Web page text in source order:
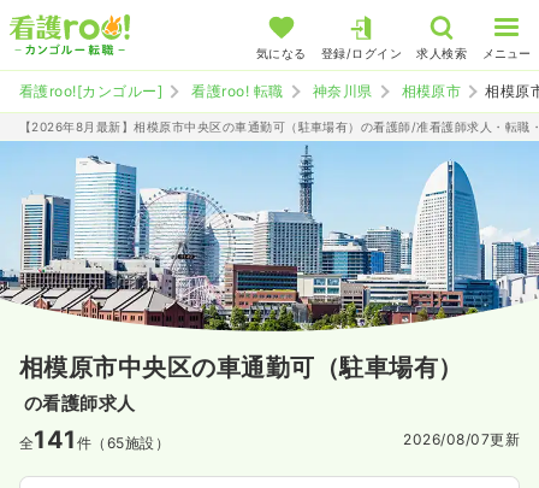
気になる 登録/ログイン 求人検索 メニュー
看護roo![カンゴルー] 看護roo! 転職 神奈川県 相模原市 相模原
【2026年8月最新】相模原市中央区の車通勤可（駐車場有）の看護師/准看護師求人・転職
相模原市中央区の車通勤可（駐車場有）
の看護師求人
全141 件（65施設） 2026/08/07更新